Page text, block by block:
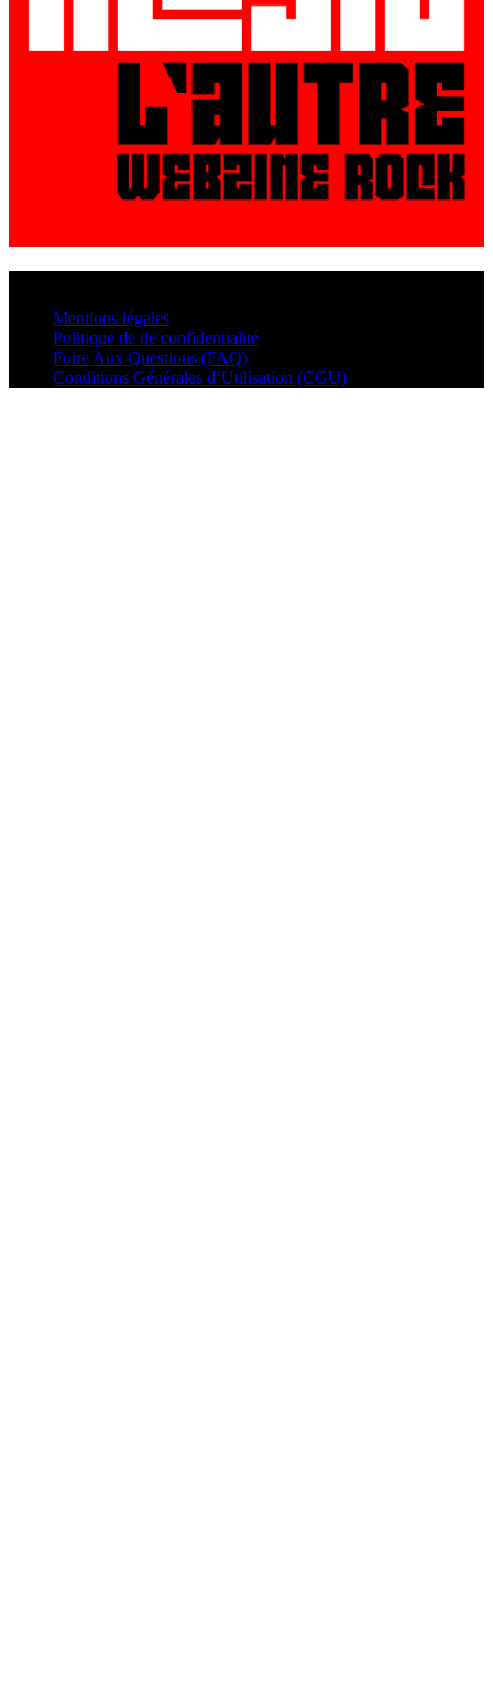
Mentions légales
Politique de de confidentialité
Foire Aux Questions (FAQ)
Conditions Générales d’Utilisation (CGU)